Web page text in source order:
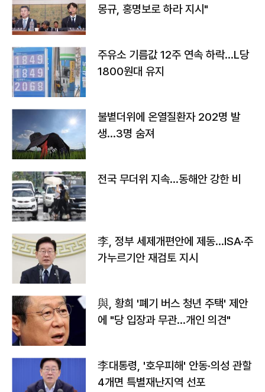
몽규, 홍명보로 하라 지시"
주유소 기름값 12주 연속 하락…L당
1800원대 유지
불볕더위에 온열질환자 202명 발
생…3명 숨져
전국 무더위 지속…동해안 강한 비
李, 정부 세제개편안에 제동…ISA·주
가누르기안 재검토 지시
與, 황희 '폐기 버스 청년 주택' 제안
에 "당 입장과 무관…개인 의견"
李대통령, '호우피해' 안동·의성 관할
4개면 특별재난지역 선포